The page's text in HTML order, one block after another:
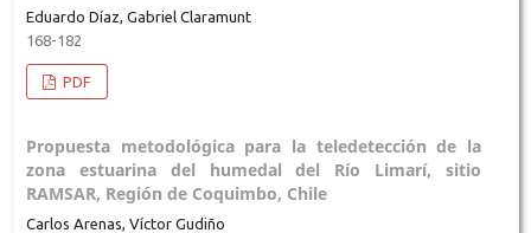
Eduardo Díaz, Gabriel Claramunt
168-182
PDF
Propuesta metodológica para la teledetección de la
zona estuarina del humedal del Río Limarí, sitio
RAMSAR, Región de Coquimbo, Chile
Carlos Arenas, Víctor Gudiño